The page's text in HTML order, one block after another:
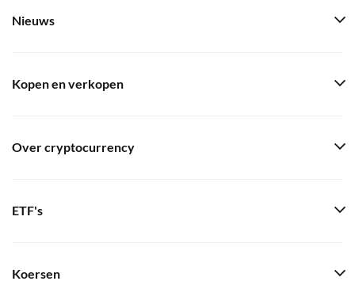
Nieuws
Kopen en verkopen
Over cryptocurrency
ETF's
Koersen